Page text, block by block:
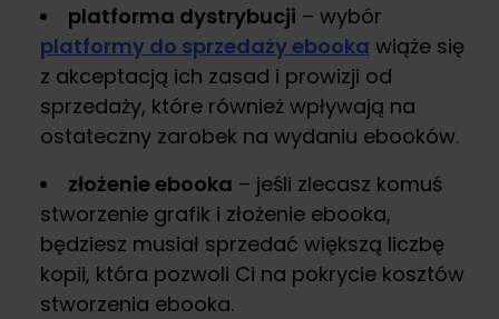
platforma dystrybucji – wybór
platformy do sprzedaży ebooka wiąże się
z akceptacją ich zasad i prowizji od
sprzedaży, które również wpływają na
ostateczny zarobek na wydaniu ebooków.
złożenie ebooka – jeśli zlecasz komuś
stworzenie grafik i złożenie ebooka,
będziesz musiał sprzedać większą liczbę
kopii, która pozwoli Ci na pokrycie kosztów
stworzenia ebooka.